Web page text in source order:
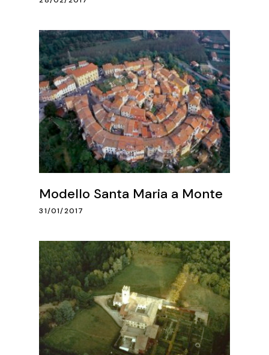
Modello Santa Maria a Monte
31/01/2017